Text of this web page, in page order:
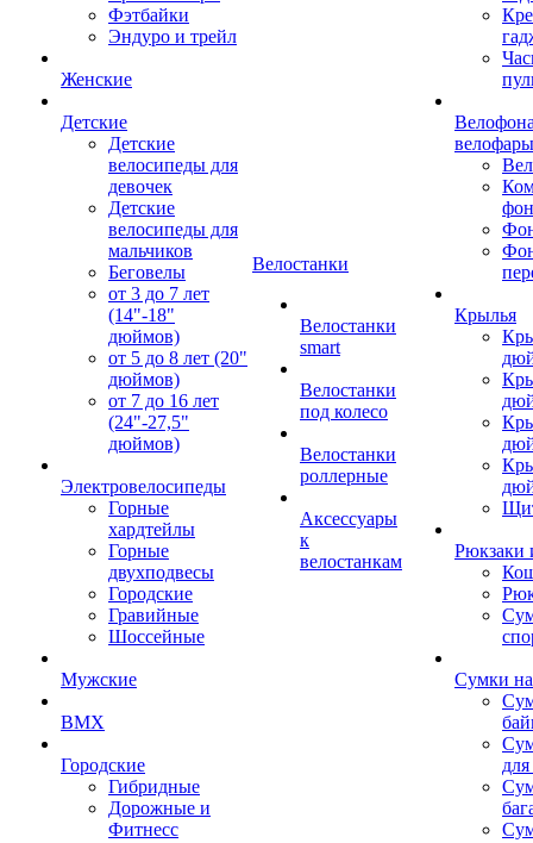
Фэтбайки
Эндуро и трейл
Женские
Детские
Детские
велосипеды для
девочек
Детские
велосипеды для
мальчиков
Беговелы
от 3 до 7 лет
(14"-18"
дюймов)
от 5 до 8 лет (20"
дюймов)
от 7 до 16 лет
(24"-27,5"
дюймов)
Электровелосипеды
Горные
хардтейлы
Горные
двухподвесы
Городские
Гравийные
Шоссейные
Мужские
BMX
Городские
Гибридные
Дорожные и
Фитнесс
Велостанки
Велостанки
smart
Велостанки
под колесо
Велостанки
роллерные
Аксессуары
к
велостанкам
велофары
Крылья
Рюкзаки
Сумки